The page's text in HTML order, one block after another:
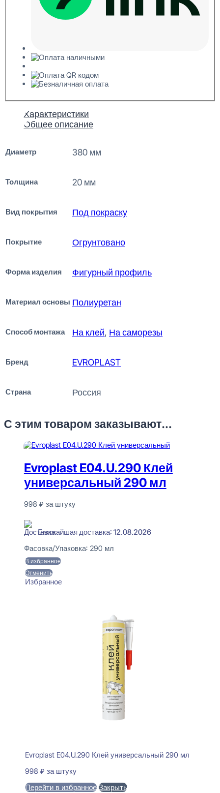
Характеристики
Общее описание
Диаметр 380 мм
Толщина 20 мм
Вид покрытия Под покраску
Покрытие Огрунтовано
Форма изделия Фигурный профиль
Материал основы Полиуретан
Способ монтажа На клей, На саморезы
Бренд EVROPLAST
Страна Россия
С этим товаром заказывают...
Evroplast E04.U.290 Клей
универсальный 290 мл
998 ₽ за штуку
Ближайшая доставка: 12.08.2026
Фасовка/Упаковка: 290 мл
В избранное
Отменить
Избранное
Evroplast E04.U.290 Клей универсальный 290 мл
998 ₽ за штуку
Перейти в избранное Закрыть